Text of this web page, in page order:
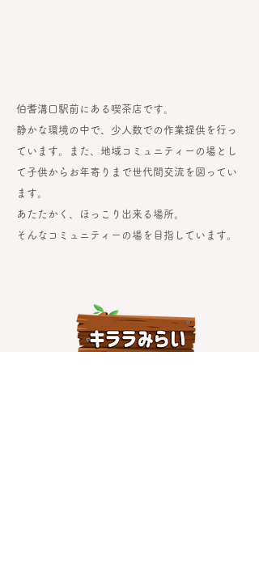
伯耆溝口駅前にある喫茶店です。
静かな環境の中で、少人数での作業提供を行っ
ています。また、地域コミュニティーの場とし
て子供からお年寄りまで世代間交流を図ってい
ます。
あたたかく、ほっこり出来る場所。
​そんなコミュニティーの場を目指しています。